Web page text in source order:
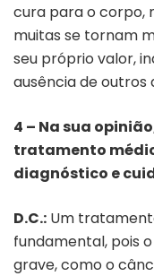
cura para o corpo,
muitas se tornam
seu próprio valor,
ausência de outros
4 – Na sua
tratamento
diagnóstico e
D.C.: Um
fundamental, pois
grave, como o